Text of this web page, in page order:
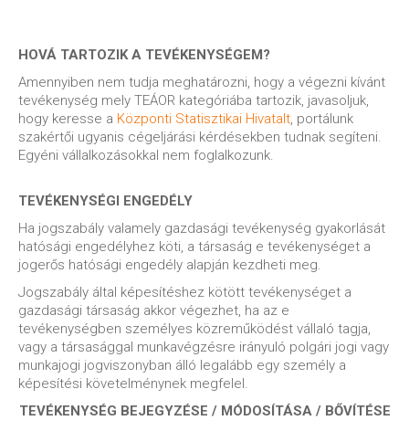
HOVÁ TARTOZIK A TEVÉKENYSÉGEM?
Amennyiben nem tudja meghatározni, hogy a végezni kívánt
tevékenység mely TEÁOR kategóriába tartozik, javasoljuk,
hogy keresse a Központi Statisztikai Hivatalt , portálunk
szakértői ugyanis cégeljárási kérdésekben tudnak segíteni.
Egyéni vállalkozásokkal nem foglalkozunk.
TEVÉKENYSÉGI ENGEDÉLY
Ha jogszabály valamely gazdasági tevékenység gyakorlását
hatósági engedélyhez köti, a társaság e tevékenységet a
jogerős hatósági engedély alapján kezdheti meg.
Jogszabály által képesítéshez kötött tevékenységet a
gazdasági társaság akkor végezhet, ha az e
tevékenységben személyes közreműködést vállaló tagja,
vagy a társasággal munkavégzésre irányuló polgári jogi vagy
munkajogi jogviszonyban álló legalább egy személy a
képesítési követelménynek megfelel.
TEVÉKENYSÉG BEJEGYZÉSE / MÓDOSÍTÁSA / BŐVÍTÉSE